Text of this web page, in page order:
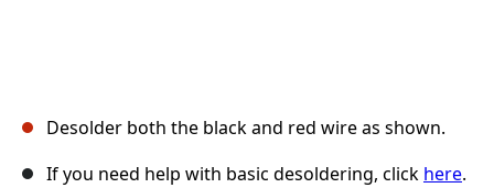
Desolder both the black and red wire as shown.
If you need help with basic desoldering, click here.